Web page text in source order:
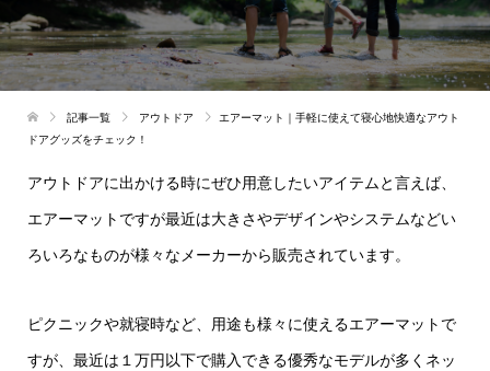
記事一覧 アウトドア
エアーマット｜手軽に使えて寝心地快適なアウト
ドアグッズをチェック！
アウトドアに出かける時にぜひ用意したいアイテムと言えば、
エアーマットですが最近は大きさやデザインやシステムなどい
ろいろなものが様々なメーカーから販売されています。
ピクニックや就寝時など、用途も様々に使えるエアーマットで
すが、最近は１万円以下で購入できる優秀なモデルが多くネッ